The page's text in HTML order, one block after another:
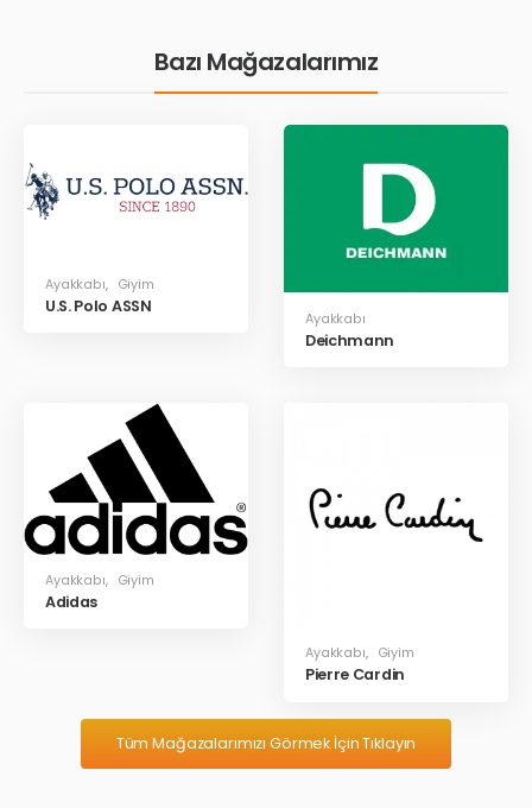
Bazı Mağazalarımız
Ayakkabı, Giyim
U.S. Polo ASSN
Ayakkabı
Deichmann
Ayakkabı, Giyim
Adidas
Ayakkabı, Giyim
Pierre Cardin
Tüm Mağazalarımızı Görmek İçin Tıklayın